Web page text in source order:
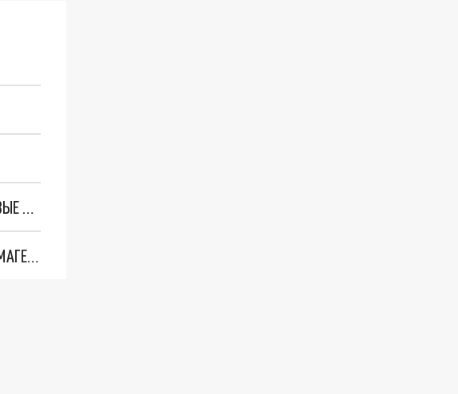
"ОЧЕНЬ ПЛОХИЕ НОВОСТИ": БОЛЬШАЯ ОШИБКА PALANTIR В РОССИИ. СТРАНЫ НАТО ВПЕРВЫЕ ЗА СВО ОСТАНОВИЛИ ПОСТАВКИ ОРУЖИЯ. ВСУ ТЕРЯЮТ ПРИГРАНИЧЬЕ?
ТРИ ГЛАВНЫХ ИНСАЙДА ОБ СВО. ОТМЕНА МОБИЛИЗАЦИИ И ВОЗВРАЩЕНИЕ "ГЕНЕРАЛА АРМАГЕДДОНА"? ОТЛИЧНЫЕ НОВОСТИ, КОТОРЫЕ ЖДАЛИ ВСЕ